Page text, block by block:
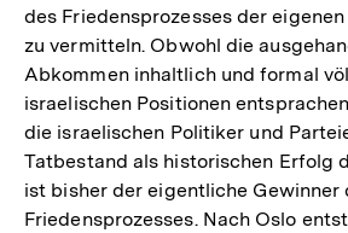
des Friedensprozesses der
zu vermitteln. Obwohl die
Abkommen inhaltlich und formal
israelischen Positionen
die israelischen Politiker und
Tatbestand als historischen Erfolg
ist bisher der eigentliche Gewinner
Friedensprozesses. Nach Oslo